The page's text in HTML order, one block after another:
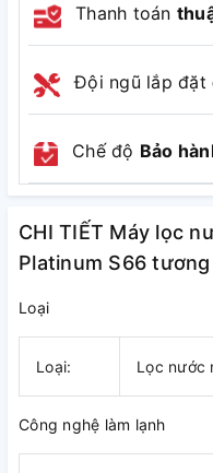
Thanh toán
Đội ngũ lắp đặt
Chế độ Bảo
CHI TIẾT Máy lọc
Platinum S66
Loại
Loại: Lọc nước
Công nghệ làm lạnh